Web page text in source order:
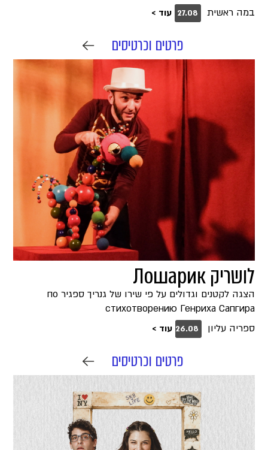
במה ראשית
27.08 עוד >
פרטים וכרטיסים
לושריק Лошарик
הצגה לקטנים וגדולים על פי שירו של גנריך ספגיר по
стихотворению Генриха Сапгира
ספריה עליון
26.08 עוד >
פרטים וכרטיסים